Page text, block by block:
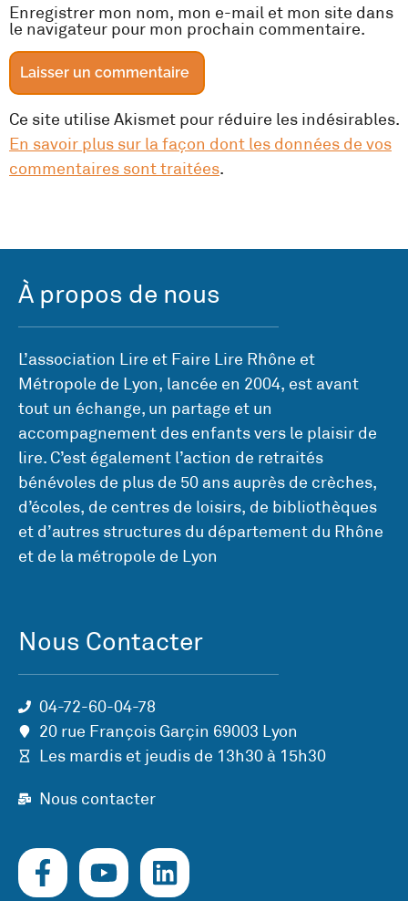
Enregistrer mon nom, mon e-mail et mon site dans
le navigateur pour mon prochain commentaire.
Ce site utilise Akismet pour réduire les indésirables.
En savoir plus sur la façon dont les données de vos
commentaires sont traitées.
À propos de nous
L’association Lire et Faire Lire Rhône et
Métropole de Lyon, lancée en 2004, est avant
tout un échange, un partage et un
accompagnement des enfants vers le plaisir de
lire. C’est également l’action de retraités
bénévoles de plus de 50 ans auprès de crèches,
d’écoles, de centres de loisirs, de bibliothèques
et d’autres structures du département du Rhône
et de la métropole de Lyon
Nous Contacter
04-72-60-04-78
20 rue François Garçin 69003 Lyon
Les mardis et jeudis de 13h30 à 15h30
Nous contacter